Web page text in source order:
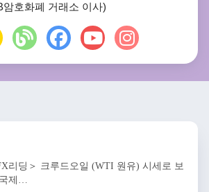
암호화폐 거래소 이사)
리딩＞ 크루드오일 (WTI 원유) 시세로 보
제…